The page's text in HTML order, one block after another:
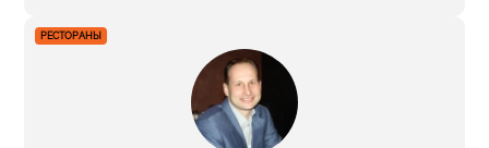
профильные знания, те, без которых не
обойтись именно ресторатору, мне дала
РЕСТОРАНЫ